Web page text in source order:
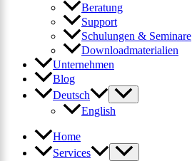
Beratung
Support
Schulungen & Seminare
Downloadmaterialien
Unternehmen
Blog
Deutsch
English
Home
Services